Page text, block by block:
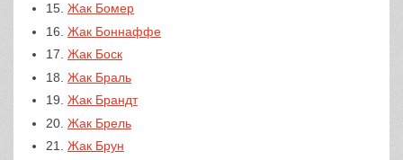
15. Жак Бомер
16. Жак Боннаффе
17. Жак Боск
18. Жак Браль
19. Жак Брандт
20. Жак Брель
21. Жак Брун